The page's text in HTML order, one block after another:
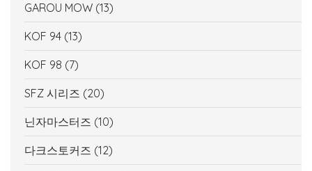
GAROU MOW (13)
KOF 94 (13)
KOF 98 (7)
SFZ 시리즈 (20)
닌자마스터즈 (10)
다크스토커즈 (12)